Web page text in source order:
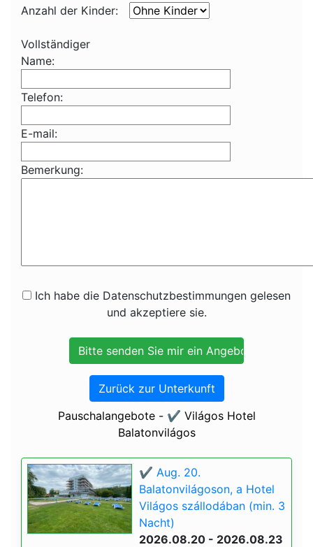
Anzahl der Kinder:
Vollständiger
Name:
Telefon:
E-mail:
Bemerkung:
Ich habe die Datenschutzbestimmungen gelesen
und akzeptiere sie.
Zurück zur Unterkunft
Pauschalangebote - ✔️ Világos Hotel
Balatonvilágos
✔️ Aug. 20.
Balatonvilágoson, a Hotel
Világos szállodában (min. 3
Nacht)
2026.08.20 - 2026.08.23